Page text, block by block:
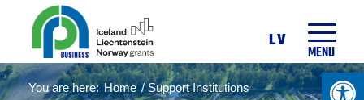
MENU
LV
You are here: Home / Support Institutions